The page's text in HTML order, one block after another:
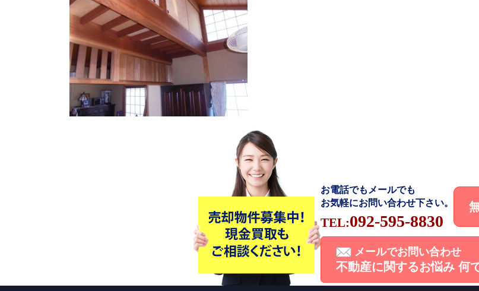
お電話でもメールでも
お気軽にお問い合わせ下さい。
TEL:092-595-8830
メールでお問い合わせ
不動産に関するお悩み 何